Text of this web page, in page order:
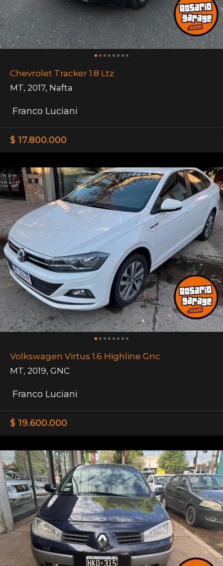
Chevrolet Tracker 1.8 Ltz
MT, 2017, Nafta
Franco Luciani
$ 17.800.000
Volkswagen Virtus 1.6 Highline Gnc
MT, 2019, GNC
Franco Luciani
$ 19.600.000